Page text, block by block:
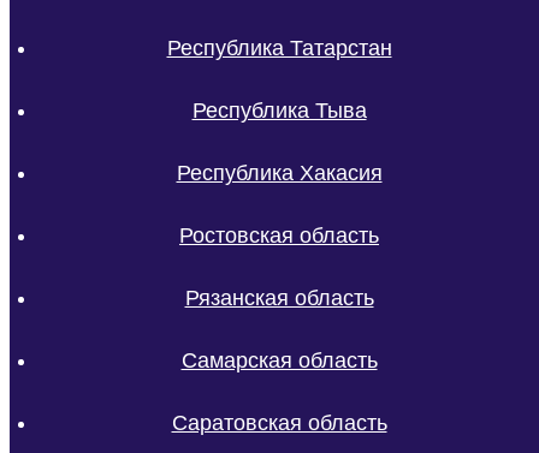
Республика Татарстан
Республика Тыва
Республика Хакасия
Ростовская область
Рязанская область
Самарская область
Саратовская область